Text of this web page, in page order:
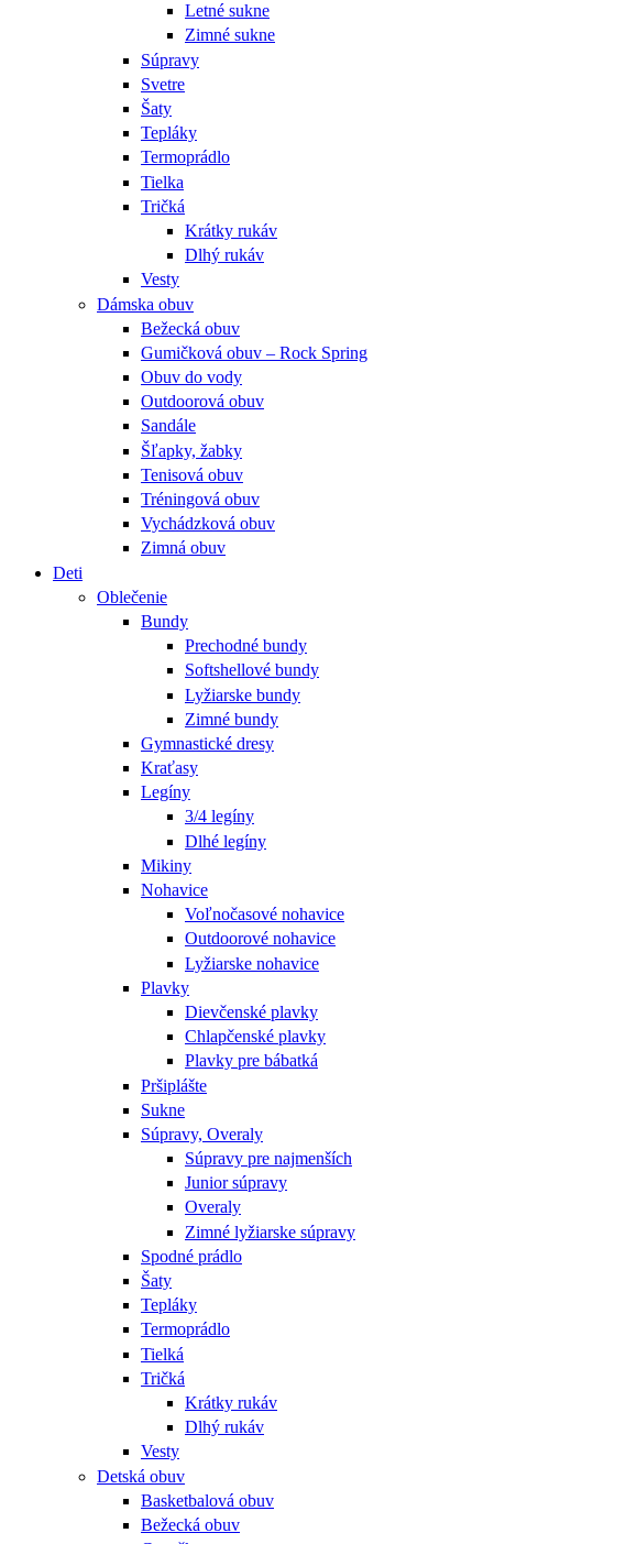
Letné sukne
Zimné sukne
Súpravy
Svetre
Šaty
Tepláky
Termoprádlo
Tielka
Tričká
Krátky rukáv
Dlhý rukáv
Vesty
Dámska obuv
Bežecká obuv
Gumičková obuv – Rock Spring
Obuv do vody
Outdoorová obuv
Sandále
Šľapky, žabky
Tenisová obuv
Tréningová obuv
Vychádzková obuv
Zimná obuv
Deti
Oblečenie
Bundy
Prechodné bundy
Softshellové bundy
Lyžiarske bundy
Zimné bundy
Gymnastické dresy
Kraťasy
Legíny
3/4 legíny
Dlhé legíny
Mikiny
Nohavice
Voľnočasové nohavice
Outdoorové nohavice
Lyžiarske nohavice
Plavky
Dievčenské plavky
Chlapčenské plavky
Plavky pre bábatká
Pršiplášte
Sukne
Súpravy, Overaly
Súpravy pre najmenších
Junior súpravy
Overaly
Zimné lyžiarske súpravy
Spodné prádlo
Šaty
Tepláky
Termoprádlo
Tielká
Tričká
Krátky rukáv
Dlhý rukáv
Vesty
Detská obuv
Basketbalová obuv
Bežecká obuv